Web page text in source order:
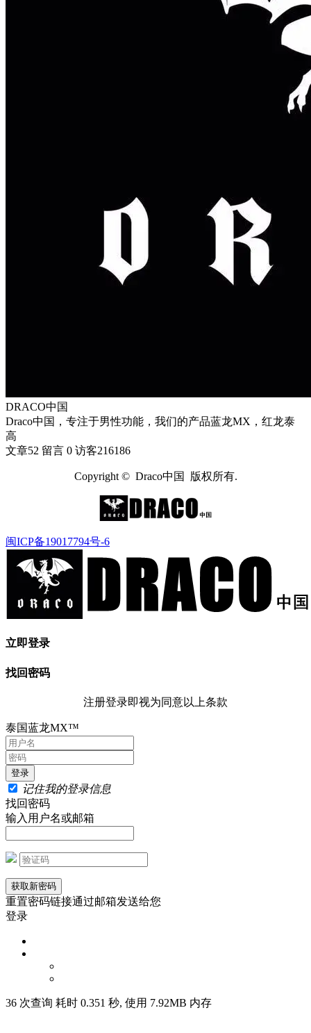
DRACO中国
Draco中国，专注于男性功能，我们的产品蓝龙MX，红龙泰
高
文章52 留言 0 访客216186
Copyright © Draco中国 版权所有.
闽ICP备19017794号-6
立即登录
找回密码
注册登录即视为同意以上条款
泰国蓝龙MX™
记住我的登录信息
找回密码
输入用户名或邮箱
重置密码链接通过邮箱发送给您
登录
36 次查询 耗时 0.351 秒, 使用 7.92MB 内存